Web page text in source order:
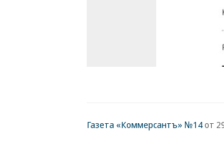
Газета «Коммерсантъ» №14от